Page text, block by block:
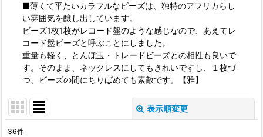
■薄くて平たいカラフルなビーズは、独特のアフリカらし
い雰囲気を醸し出しています。
ビーズ1枚1枚がレコード盤のような感じなので、あえてレ
コード盤ビーズと呼ぶことにしました。
重量も軽く、とんぼ玉・トレードビーズとの相性も良いで
す。そのまま、ネックレスにしてもきれいですし、１枚づ
つ、ビーズの間にちりばめても素敵です。【雅】
表示順変更
36件